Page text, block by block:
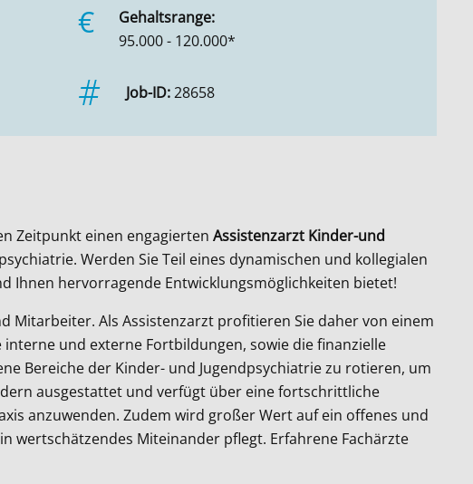
€
Gehaltsrange:
95.000 - 120.000*
Job-ID:28658
Zeitpunkt einen engagierten Assistenzarzt Kinder-und
Werden Sie Teil eines dynamischen und kollegialen
Ihnen hervorragende Entwicklungsmöglichkeiten bietet!
Als Assistenzarzt profitieren Sie daher von einem
und externe Fortbildungen, sowie die finanzielle
Bereiche der Kinder- und Jugendpsychiatrie zu rotieren, um
ausgestattet und verfügt über eine fortschrittliche
anzuwenden. Zudem wird großer Wert auf ein offenes und
wertschätzendes Miteinander pflegt. Erfahrene Fachärzte